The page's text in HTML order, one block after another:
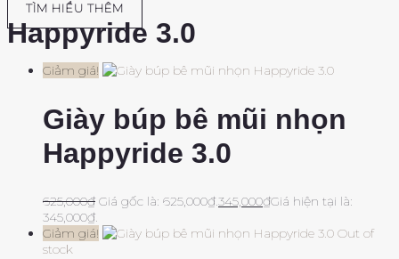
TÌM HIỂU THÊM
Happyride 3.0
Giảm giá!
Giày búp bê mũi nhọn
Happyride 3.0
625,000₫ Giá gốc là: 625,000₫.345,000₫Giá hiện tại là:
345,000₫.
Giảm giá!
Out of
stock